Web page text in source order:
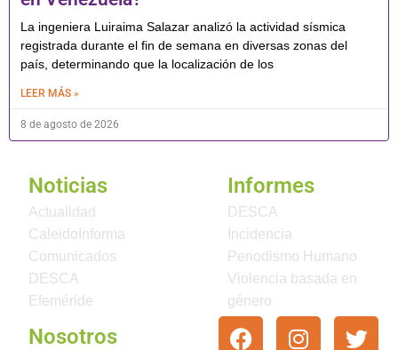
La ingeniera Luiraima Salazar analizó la actividad sísmica
registrada durante el fin de semana en diversas zonas del
país, determinando que la localización de los
LEER MÁS »
8 de agosto de 2026
Noticias
Actualidad
CaleidoInforma
Comunicados
DESCA
Efeméride
Informes
DESCA
Incidencia
Periodismo Humano
Violencia basada en
género
Nosotros